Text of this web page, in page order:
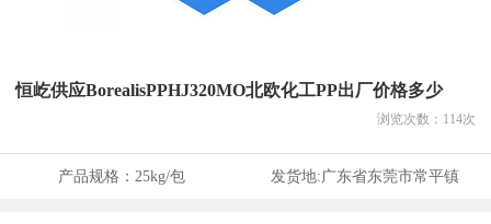
恒屹供应BorealisPPHJ320MO北欧化工PP出厂价格多少
浏览次数： 114次
产品规格： 25kg/包 发货地:广东省东莞市常平镇